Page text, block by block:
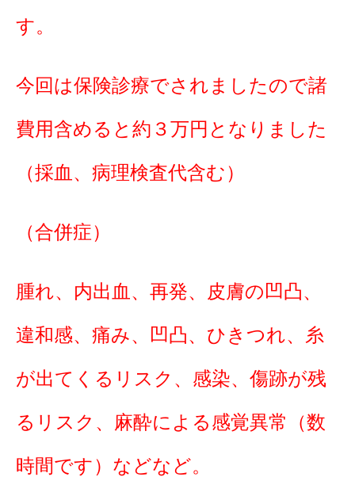
す。
今回は保険診療でされましたので諸
費用含めると約３万円となりました
（採血、病理検査代含む）
（合併症）
腫れ、内出血、再発、皮膚の凹凸、
違和感、痛み、凹凸、ひきつれ、糸
が出てくるリスク、感染、傷跡が残
るリスク、麻酔による感覚異常（数
時間です）などなど。